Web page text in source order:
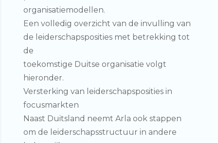
organisatiemodellen.
Een volledig overzicht van de invulling van
de leiderschapsposities met betrekking tot
de
toekomstige Duitse organisatie volgt
hieronder.
Versterking van leiderschapsposities in
focusmarkten
Naast Duitsland neemt Arla ook stappen
om de leiderschapsstructuur in andere